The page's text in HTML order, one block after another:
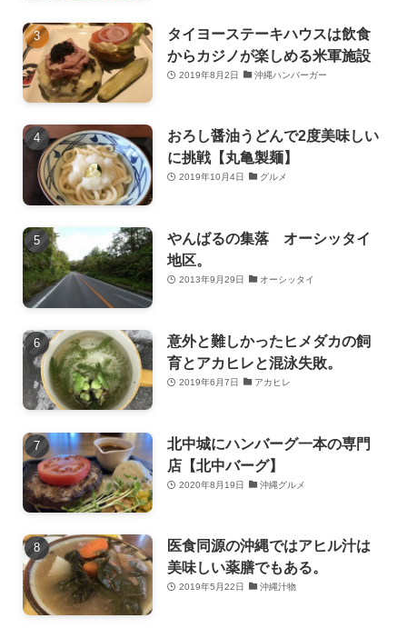
タイヨーステーキハウスは飲食
からカジノが楽しめる米軍施設
2019年8月2日 沖縄ハンバーガー
おろし醤油うどんで2度美味しい
に挑戦【丸亀製麺】
2019年10月4日 グルメ
やんばるの集落 オーシッタイ
地区。
2013年9月29日 オーシッタイ
意外と難しかったヒメダカの飼
育とアカヒレと混泳失敗。
2019年6月7日 アカヒレ
北中城にハンバーグ一本の専門
店【北中バーグ】
2020年8月19日 沖縄グルメ
医食同源の沖縄ではアヒル汁は
美味しい薬膳でもある。
2019年5月22日 沖縄汁物